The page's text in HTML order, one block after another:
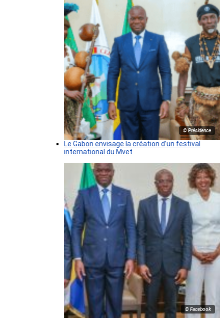
© Présidence
Le Gabon envisage la création d’un festival
international du Mvet
© Facebook